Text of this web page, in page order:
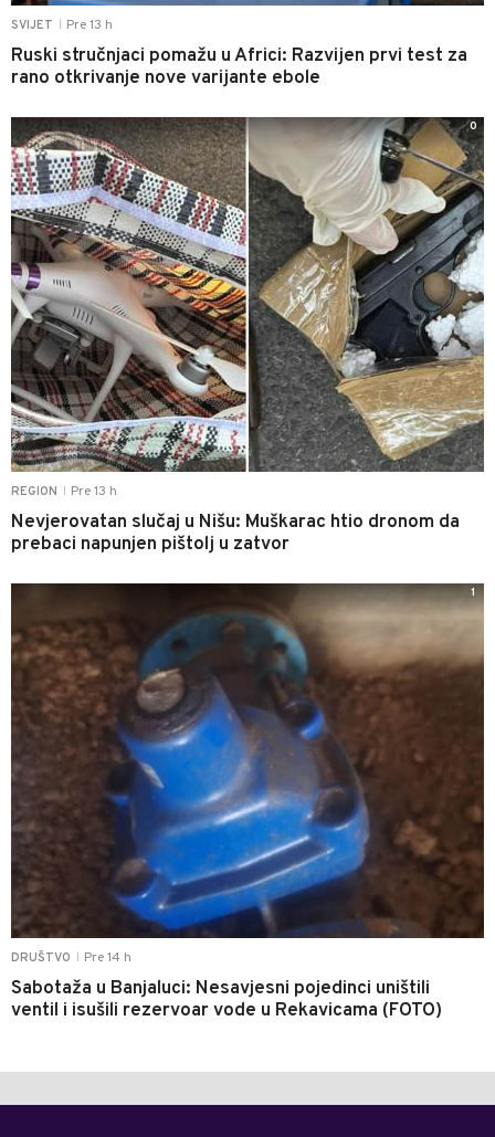
SVIJET Pre 13 h
Ruski stručnjaci pomažu u Africi: Razvijen prvi test za
rano otkrivanje nove varijante ebole
REGION Pre 13 h
Nevjerovatan slučaj u Nišu: Muškarac htio dronom da
prebaci napunjen pištolj u zatvor
0
DRUŠTVO Pre 14 h
Sabotaža u Banjaluci: Nesavjesni pojedinci uništili
ventil i isušili rezervoar vode u Rekavicama (FOTO)
1